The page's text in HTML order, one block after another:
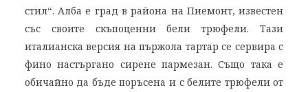
стил“. Алба е град в района на Пиемонт, известен
със своите скъпоценни бели трюфели. Тази
италианска версия на пържола тартар се сервира с
фино настъргано сирене пармезан. Също така е
обичайно да бъде поръсена и с белите трюфели от